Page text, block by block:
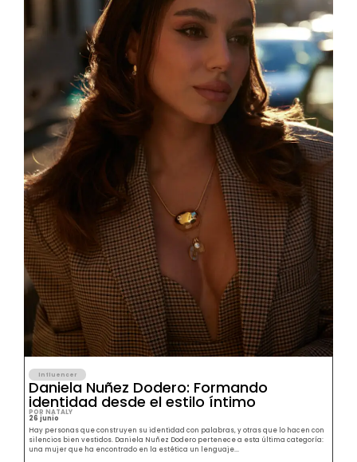
Influencer
Daniela Nuñez Dodero: Formando
identidad desde el estilo íntimo
POR NATALY
26 junio
Hay personas que construyen su identidad con palabras, y otras que lo hacen con
silencios bien vestidos. Daniela Nuñez Dodero pertenece a esta última categoría:
una mujer que ha encontrado en la estética un lenguaje...